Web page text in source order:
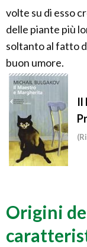
volte su di esso
delle piante più
soltanto al fatto
buon umore.
Il
Origini